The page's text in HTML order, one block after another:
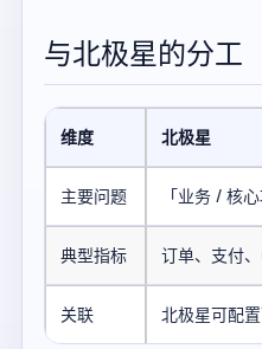
与北极星的分工
维度 北极星
主要问题 「业务 / 核
典型指标 订单、支付
关联 北极星可配